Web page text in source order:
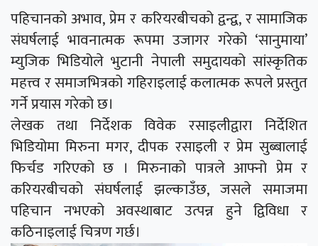
पहिचानको अभाव, प्रेम र करियरबीचको द्वन्द्व, र सामाजिक
संघर्षलाई भावनात्मक रूपमा उजागर गरेको ‘सानुमाया’
म्युजिक भिडियोले भुटानी नेपाली समुदायको सांस्कृतिक
महत्त्व र समाजभित्रको गहिराइलाई कलात्मक रूपले प्रस्तुत
गर्ने प्रयास गरेको छ।
लेखक तथा निर्देशक विवेक रसाइलीद्वारा निर्देशित
भिडियोमा मिरुना मगर, दीपक रसाइली र प्रेम सुब्बालाई
फिर्चड गरिएको छ । मिरुनाको पात्रले आफ्नो प्रेम र
करियरबीचको संघर्षलाई झल्काउँछ, जसले समाजमा
पहिचान नभएको अवस्थाबाट उत्पन्न हुने द्विविधा र
कठिनाइलाई चित्रण गर्छ।